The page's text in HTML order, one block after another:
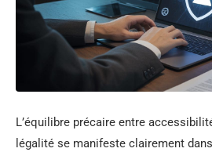
L’équilibre précaire entre
légalité se manifeste clairement